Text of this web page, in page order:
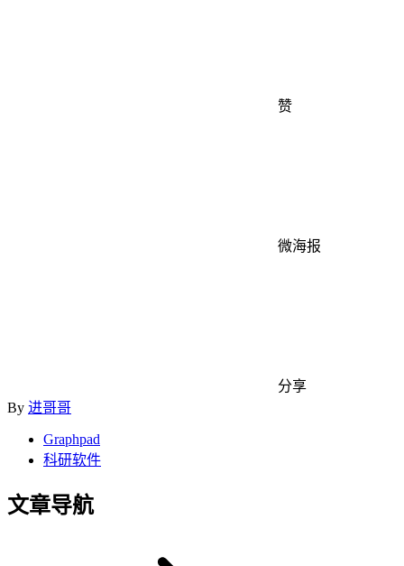
赞
微海报
分享
By 进哥哥
Graphpad
科研软件
文章导航